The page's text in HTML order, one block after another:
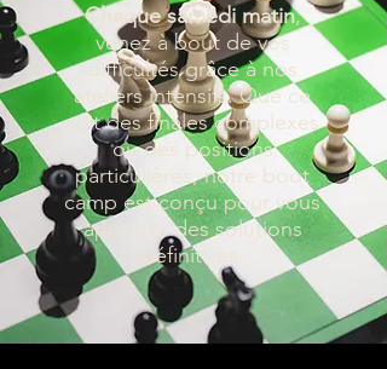
Chaque samedi matin,
venez à bout de vos
difficultés grâce à nos
ateliers intensifs. Que ce
soit des finales complexes
ou des positions
particulières, notre boot
camp est conçu pour vous
apporter des solutions
définitives.